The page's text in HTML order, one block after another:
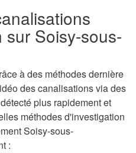
Soisy-sous-
à des méthodes dernière
des canalisations via des
plus rapidement et
méthodes d'investigation
Soisy-sous-
: